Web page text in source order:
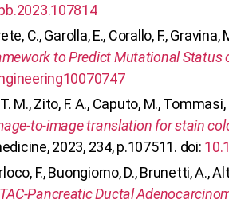
C., Garolla, E., Corallo, F.,
to Predict Mutational Status
M., Zito, F. A., Caputo, M.,
to-image translation for stain
2023, 234, p.107511. doi:
F., Buongiorno, D., Brunetti, A.,
Pancreatic Ductal